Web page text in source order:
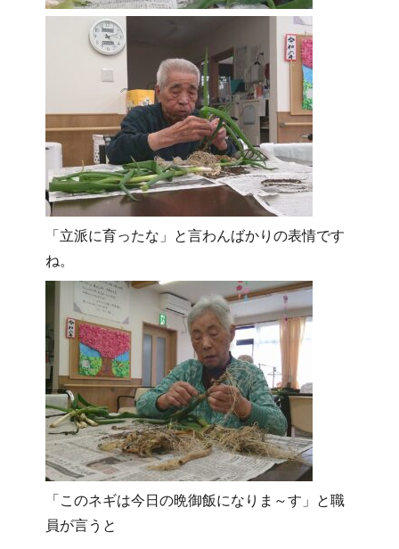
「立派に育ったな」と言わんばかりの表情です
ね。
「このネギは今日の晩御飯になりま～す」と職
員が言うと